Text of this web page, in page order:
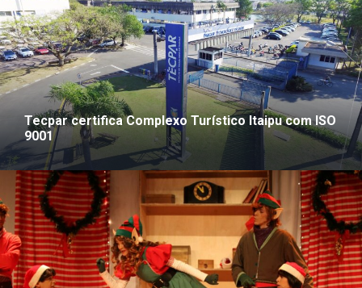
Tecpar certifica Complexo Turístico Itaipu com ISO
9001